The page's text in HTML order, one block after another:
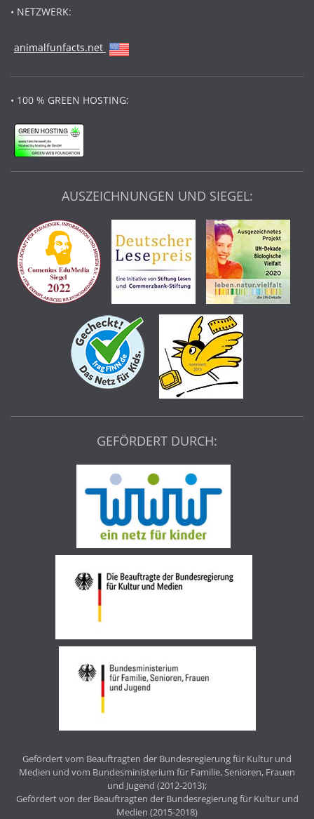
• NETZWERK:
animalfunfacts.net
• 100 % GREEN HOSTING:
AUSZEICHNUNGEN UND SIEGEL:
GEFÖRDERT DURCH:
Gefördert vom Beauftragten der Bundesregierung für Kultur und
Medien und vom Bundesministerium für Familie, Senioren, Frauen
und Jugend (2012-2013);
Gefördert von der Beauftragten der Bundesregierung für Kultur und
Medien (2015-2018)